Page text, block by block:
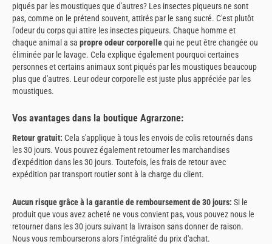
piqués par les moustiques que d'autres? Les insectes piqueurs ne sont
pas, comme on le prétend souvent, attirés par le sang sucré. C'est plutôt
l'odeur du corps qui attire les insectes piqueurs. Chaque homme et
chaque animal a sa propre odeur corporellequi ne peut être changée ou
éliminée par le lavage. Cela explique également pourquoi certaines
personnes et certains animaux sont piqués par les moustiques beaucoup
plus que d'autres. Leur odeur corporelle est juste plus appréciée par les
moustiques.
Vos avantages dans la boutique Agrarzone:
Retour gratuit: Cela s'applique à tous les envois de colis retournés dans
les 30 jours. Vous pouvez également retourner les marchandises
d'expédition dans les 30 jours. Toutefois, les frais de retour avec
expédition par transport routier sont à la charge du client.
Aucun risque grâce à la garantie de remboursement de 30 jours: Si le
produit que vous avez acheté ne vous convient pas, vous pouvez nous le
retourner dans les 30 jours suivant la livraison sans donner de raison.
Nous vous rembourserons alors l'intégralité du prix d'achat.